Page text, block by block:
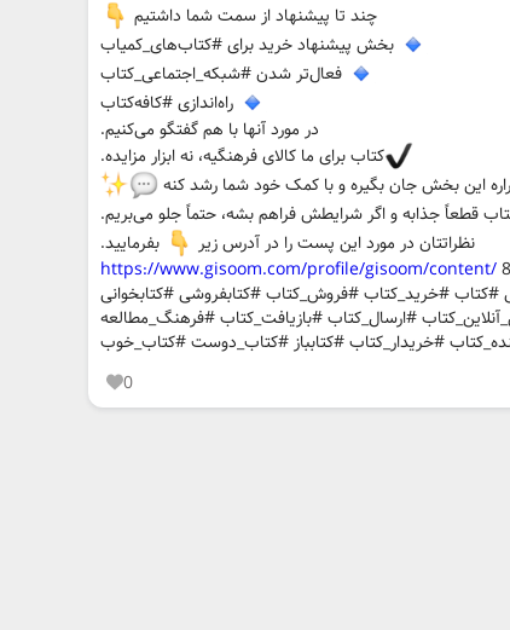
چند تا پیشنهاد از سمت شما داشتیم
بخش پیشنهاد خرید برای #کتاب‌های_کمیاب
فعال‌تر شدن #شبکه_اجتماعی_کتاب
راه‌اندازی #کافه‌کتاب
در مورد آنها با هم گفتگو می‌کنیم.
کتاب برای ما کالای فرهنگیه، نه ابزار مزایده.
این بخش جان بگیره و با کمک خود شما رشد کنه
قطعاً جذابه و اگر شرایطش فراهم بشه، حتماً جلو می‌بریم.
نظراتتان در مورد این پست را در آدرس زیر
بفرمایید.
https://www.gisoom.com/profile/gisoom/content/
#خرید_کتاب #فروش_کتاب #کتابفروشی #کتابخوانی
#ارسال_کتاب #بازیافت_کتاب #فرهنگ_مطالعه
#خریدار_کتاب #کتابباز #کتاب_دوست #کتاب_خوب
0